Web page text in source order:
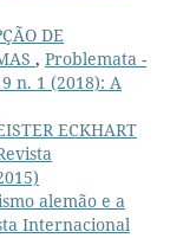
DE
, Problemata -
n. 1 (2018): A
ECKHART
alemão e a
Internacional